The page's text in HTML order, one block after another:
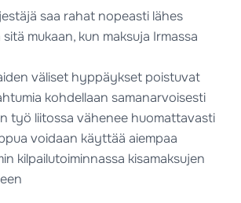
saa rahat nopeasti lähes
sitä mukaan, kun maksuja Irmassa
väliset hyppäykset poistuvat
kohdellaan samanarvoisesti
työ liitossa vähenee huomattavasti
voidaan käyttää aiempaa
kilpailutoiminnassa kisamaksujen